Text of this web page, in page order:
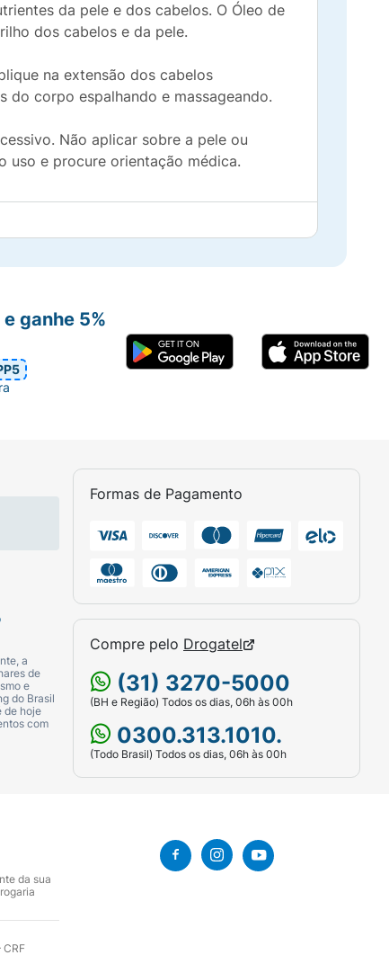
da pele e dos cabelos. O Óleo de
dos cabelos e da pele.
na extensão dos cabelos
do corpo espalhando e massageando.
Não aplicar sobre a pele ou
uso e procure orientação médica.
a
de
e
do Brasil
de hoje
com
Formas de Pagamento
Compre pelo Drogatel
(31) 3270-5000
(BH e Região) Todos os dias, 06h às 00h
0300.313.1010.
(Todo Brasil) Todos os dias, 06h às 00h
ganhe 5%
da sua